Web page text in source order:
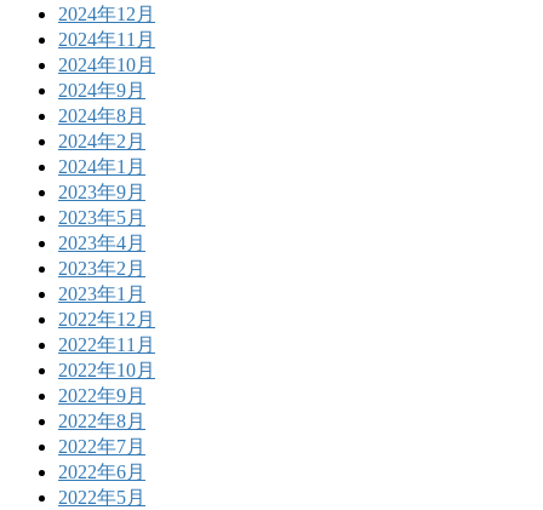
2024年12月
2024年11月
2024年10月
2024年9月
2024年8月
2024年2月
2024年1月
2023年9月
2023年5月
2023年4月
2023年2月
2023年1月
2022年12月
2022年11月
2022年10月
2022年9月
2022年8月
2022年7月
2022年6月
2022年5月